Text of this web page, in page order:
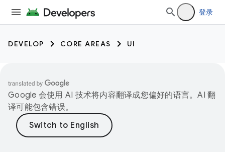
登录
DEVELOP CORE AREAS UI
Google 会使用 AI 技术将内容翻译成您偏好的语言。AI 翻
译可能包含错误。